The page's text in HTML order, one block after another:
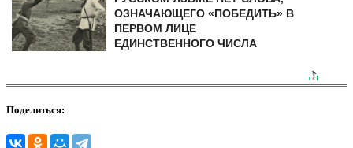
ОЗНАЧАЮЩЕГО «ПОБЕДИТЬ» В
ПЕРВОМ ЛИЦЕ
ЕДИНСТВЕННОГО ЧИСЛА
Поделиться: